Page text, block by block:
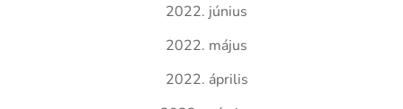
2022. június
2022. május
2022. április